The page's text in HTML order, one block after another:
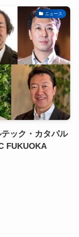
ニュース
テック・カタパル
FUKUOKA